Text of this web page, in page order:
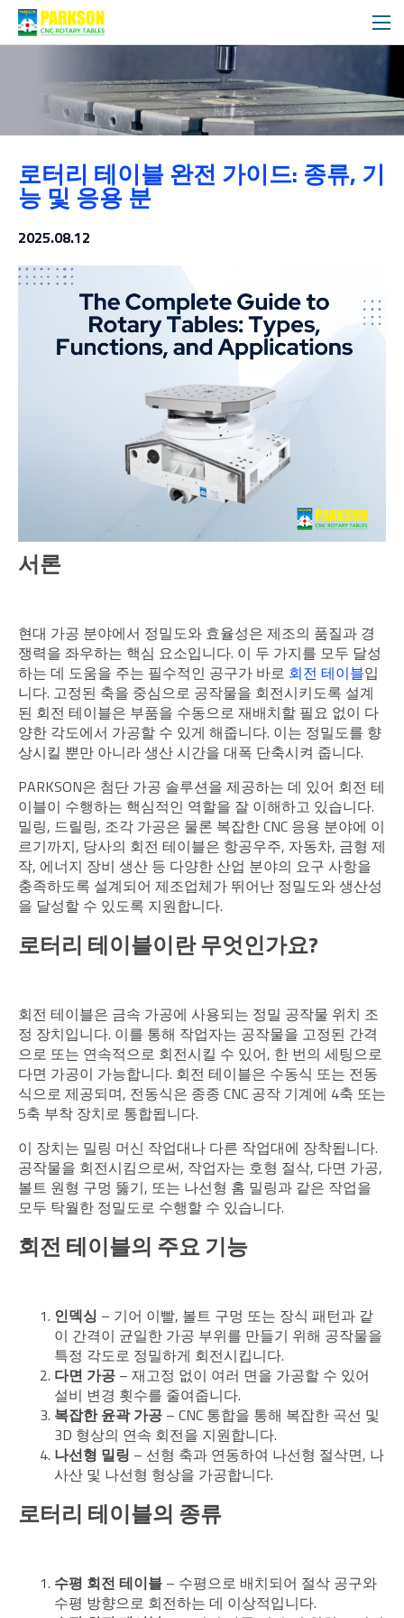
블로그
메디아
로터리 테이블 완전 가이드: 종류, 기
능 및 응용 분
2025.08.12
서론
현대 가공 분야에서 정밀도와 효율성은 제조의 품질과 경
쟁력을 좌우하는 핵심 요소입니다. 이 두 가지를 모두 달성
하는 데 도움을 주는 필수적인 공구가 바로 회전 테이블입
니다. 고정된 축을 중심으로 공작물을 회전시키도록 설계
된 회전 테이블은 부품을 수동으로 재배치할 필요 없이 다
양한 각도에서 가공할 수 있게 해줍니다. 이는 정밀도를 향
상시킬 뿐만 아니라 생산 시간을 대폭 단축시켜 줍니다.
PARKSON은 첨단 가공 솔루션을 제공하는 데 있어 회전 테
이블이 수행하는 핵심적인 역할을 잘 이해하고 있습니다.
밀링, 드릴링, 조각 가공은 물론 복잡한 CNC 응용 분야에 이
르기까지, 당사의 회전 테이블은 항공우주, 자동차, 금형 제
작, 에너지 장비 생산 등 다양한 산업 분야의 요구 사항을
충족하도록 설계되어 제조업체가 뛰어난 정밀도와 생산성
을 달성할 수 있도록 지원합니다.
로터리 테이블이란 무엇인가요?
회전 테이블은 금속 가공에 사용되는 정밀 공작물 위치 조
정 장치입니다. 이를 통해 작업자는 공작물을 고정된 간격
으로 또는 연속적으로 회전시킬 수 있어, 한 번의 세팅으로
다면 가공이 가능합니다. 회전 테이블은 수동식 또는 전동
식으로 제공되며, 전동식은 종종 CNC 공작 기계에 4축 또는
5축 부착 장치로 통합됩니다.
이 장치는 밀링 머신 작업대나 다른 작업대에 장착됩니다.
공작물을 회전시킴으로써, 작업자는 호형 절삭, 다면 가공,
볼트 원형 구멍 뚫기, 또는 나선형 홈 밀링과 같은 작업을
모두 탁월한 정밀도로 수행할 수 있습니다.
회전 테이블의 주요 기능
인덱싱 – 기어 이빨, 볼트 구멍 또는 장식 패턴과 같
이 간격이 균일한 가공 부위를 만들기 위해 공작물을
특정 각도로 정밀하게 회전시킵니다.
다면 가공 – 재고정 없이 여러 면을 가공할 수 있어
설비 변경 횟수를 줄여줍니다.
복잡한 윤곽 가공 – CNC 통합을 통해 복잡한 곡선 및
3D 형상의 연속 회전을 지원합니다.
나선형 밀링 – 선형 축과 연동하여 나선형 절삭면, 나
사산 및 나선형 형상을 가공합니다.
로터리 테이블의 종류
수평 회전 테이블 – 수평으로 배치되어 절삭 공구와
수평 방향으로 회전하는 데 이상적입니다.